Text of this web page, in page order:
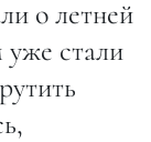
о летней
стали